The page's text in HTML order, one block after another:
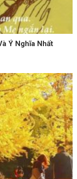
Ý Nghĩa Nhất